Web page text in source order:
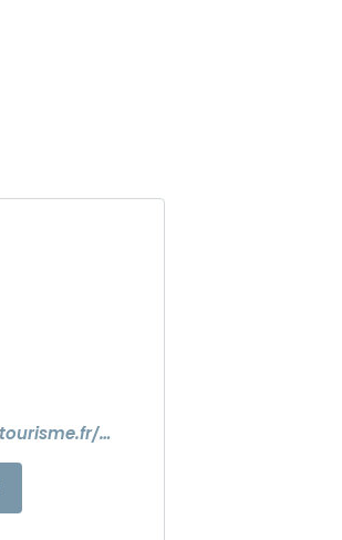
https://www.charleville-sedan-tourisme.fr/activites/maison-des-randonnees/